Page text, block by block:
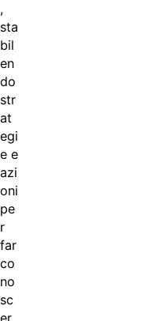
,
sta
bil
en
do
str
at
egi
e e
azi
oni
pe
r
far
co
no
sc